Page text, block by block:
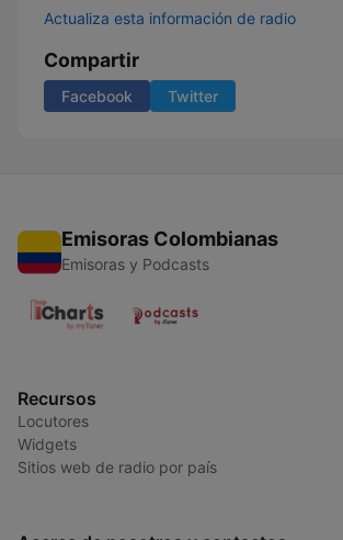
Actualiza esta información de radio
Compartir
Facebook Twitter
Emisoras Colombianas
Emisoras y Podcasts
Recursos
Locutores
Widgets
Sitios web de radio por país